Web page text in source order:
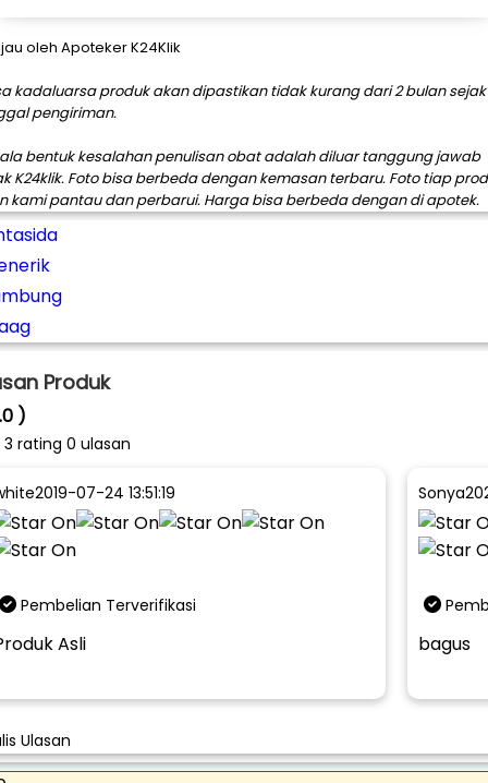
oleh Apoteker K24Klik
kadaluarsa produk akan dipastikan tidak kurang dari 2 bulan sejak
pengiriman.
bentuk kesalahan penulisan obat adalah diluar tanggung jawab
K24klik. Foto bisa berbeda dengan kemasan terbaru. Foto tiap
kami pantau dan perbarui. Harga bisa berbeda dengan di apotek.
Produk
)
3 rating 0 ulasan
2019-07-24 13:51:19
Pembelian Terverifikasi
Asli
Sonya
bagus
Ulasan